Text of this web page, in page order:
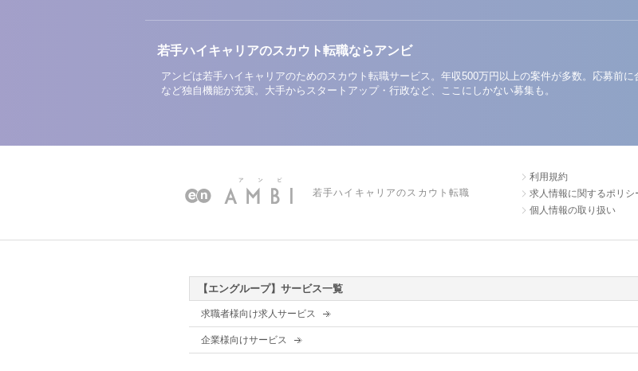
若手ハイキャリアのスカウト転職ならアンビ
アンビは若手ハイキャリアのためのスカウト転職サービス。年収500万円以上の案件が多数。応募前
など独自機能が充実。大手からスタートアップ・行政など、ここにしかない募集も。
若手ハイキャリアのスカウト転職
利用規約
求人情報に関するポリシ
個人情報の取り扱い
【エングループ】サービス一覧
求職者様向け求人サービス
企業様向けサービス